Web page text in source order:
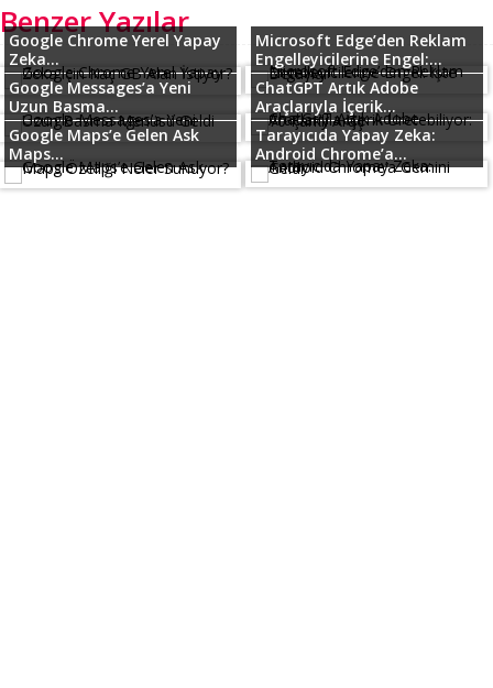
Benzer Yazılar
Google Chrome Yerel Yapay
Zeka...
Microsoft Edge’den Reklam
Engelleyicilerine Engel:...
Google Messages’a Yeni
Uzun Basma...
ChatGPT Artık Adobe
Araçlarıyla İçerik...
Google Maps’e Gelen Ask
Maps...
Tarayıcıda Yapay Zeka:
Android Chrome’a...